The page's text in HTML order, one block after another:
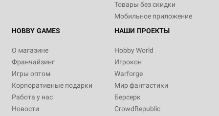
Товары без скидки
Мобильное приложение
HOBBY GAMES
О магазине
Франчайзинг
Игры оптом
Корпоративные подарки
Работа у нас
Новости
НАШИ ПРОЕКТЫ
Hobby World
Игрокон
Warforge
Мир фантастики
Берсерк
CrowdRepublic